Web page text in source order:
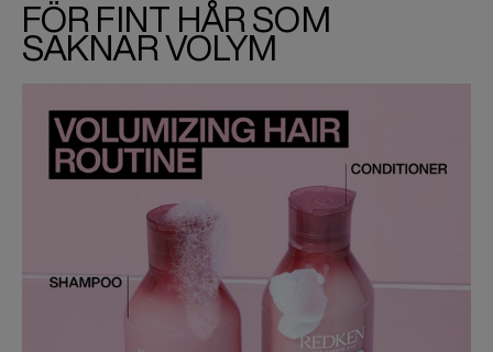
FÖR FINT HÅR SOM
SAKNAR VOLYM